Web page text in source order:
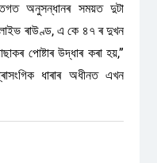
অনুসন্ধানৰ সময়ত দুটা
ৰাউণ্ড, এ কে ৪৭ ৰ দুখন
পোষ্টাৰ উদ্ধাৰ কৰা হয়,”
ধাৰাৰ অধীনত এখন